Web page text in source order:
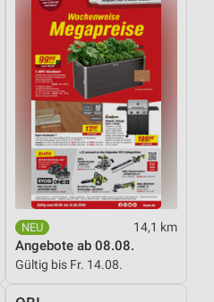
14,1 km
Angebote ab 08.08.
Gültig bis Fr. 14.08.